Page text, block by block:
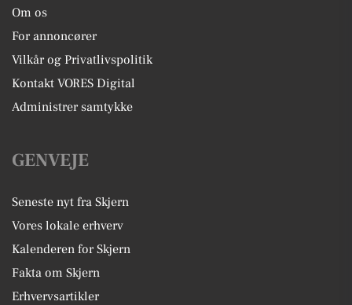
Om os
For annoncører
Vilkår og Privatlivspolitik
Kontakt VORES Digital
Administrer samtykke
GENVEJE
Seneste nyt fra Skjern
Vores lokale erhverv
Kalenderen for Skjern
Fakta om Skjern
Erhvervsartikler